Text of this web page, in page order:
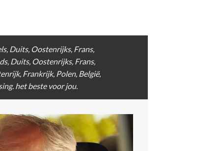
, Duits, Oostenrijks, Frans,
Duits, Oostenrijks, Frans,
Frankrijk, Polen, België,
het beste voor jou.